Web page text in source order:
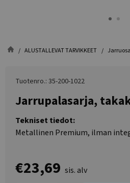
ALUSTALLEVAT TARVIKKEET
Tuotenro.: 35-200-1022
Jarrupalasarja,
Tekniset tiedot:
Metallinen Premium, ilman
€23,69 sis. alv